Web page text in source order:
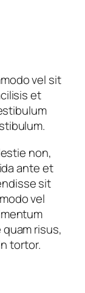
vel sit
et
non,
ante et
sit
vel
risus,
tortor.